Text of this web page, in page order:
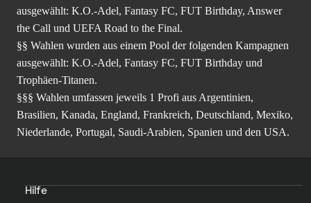
ausgewählt: K.O.-Adel, Fantasy FC, FUT Birthday, Answer
the Call und UEFA Road to the Final.
§§ Wahlen wurden aus einem Pool der folgenden Kampagnen
ausgewählt: K.O.-Adel, Fantasy FC, FUT Birthday und
Trophäen-Titanen.
§§§ Wahlen umfassen jeweils 1 Profi aus Argentinien,
Brasilien, Kanada, England, Frankreich, Deutschland, Mexiko,
Niederlande, Portugal, Saudi-Arabien, Spanien und den USA.
Hilfe